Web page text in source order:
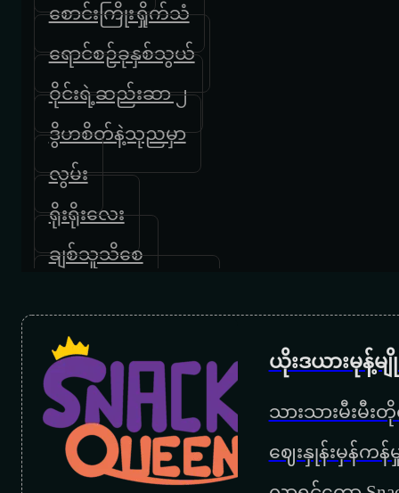
စောင်းကြိုးရှိုက်သံ
ရောင်စဉ်ခုနှစ်သွယ်
ဝိုင်းရဲ့ဆည်းဆာ ၂
ဒွိဟစိတ်နဲ့သုညမှာ
လွမ်း
ရိုးရိုးလေး
ချစ်သူသိစေ
နက္ခတ်ပွဲသဘင်
‌စောင့်လို့တော့နေရစ်ဦး
ရတနာသူ
ရင်ခတ်အလွမ်း
ယိုးဒယားမုန့်
သားသားမီးမီး
ဈေးနှုန်းမှန်က